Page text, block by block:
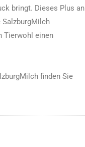
bringt. Dieses Plus an
Tierwohl einen
finden Sie